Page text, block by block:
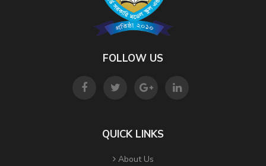
FOLLOW US
QUICK LINKS
About Us